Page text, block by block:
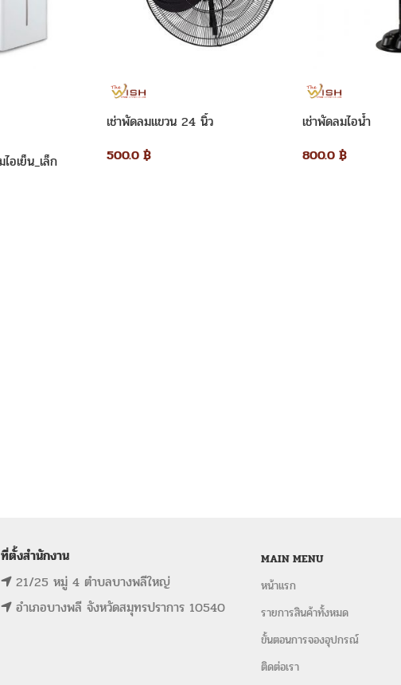
อเย็น_เล็ก
เช่าพัดลมแขวน 24 นิ้ว
500.0฿
เช่าพัดลมไอน้ำ
800.0 ฿
ที่ตั้งสำนักงาน
21/25 หมู่ 4 ตำบลบางพลีใหญ่
อำเภอบางพลี จังหวัดสมุทรปราการ 10540
MAIN MENU
หน้าแรก
รายการสินค้าทั้งหมด
ขั้นตอนการจองอุปกรณ์
ติดต่อเรา